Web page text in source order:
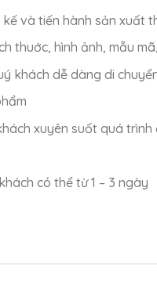
và tiến hành sản xuất
thuớc, hình ảnh, mẫu
khách dễ dàng di
xuyên suốt quá
có thể từ 1 – 3 ngày